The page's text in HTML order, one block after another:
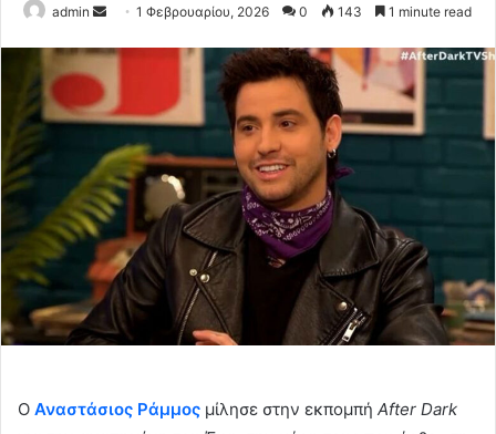
admin
Send1 Φεβρουαρίου, 2026 0 143 1 minute read
Ο Αναστάσιος Ράμμος μίλησε στην εκπομπή After Dark